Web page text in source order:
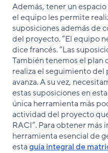
Además, tener un
el equipo les permite
suposiciones además de
del proyecto. “El equipo
dice francés. “Las
También tenemos el plan
realiza el seguimiento
avanza. A su vez,
estas suposiciones en
única herramienta más
actividad del proyecto
RACI”. Para obtener más
herramienta esencial de
estaguía integral de